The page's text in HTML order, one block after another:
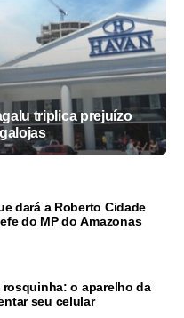
triplica prejuízo
dará a Roberto Cidade
do MP do Amazonas
rosquinha: o aparelho da
seu celular